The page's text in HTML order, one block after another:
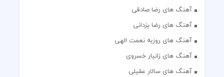
آهنگ های رضا صادقی
آهنگ های رضا یزدانی
آهنگ های روزبه نعمت الهی
آهنگ های زانیار خسروی
آهنگ های سالار عقیلی